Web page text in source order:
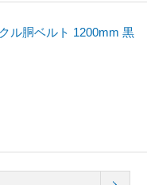
ル胴ベルト 1200mm 黒